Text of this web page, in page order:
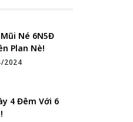
Né 6N5Đ
Plan Nè!
2024
4 Đêm Với 6